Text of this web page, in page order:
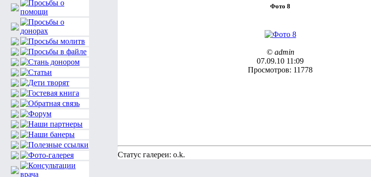
Фото 8
© admin
07.09.10 11:09
Просмотров: 11778
Статус галереи: o.k.